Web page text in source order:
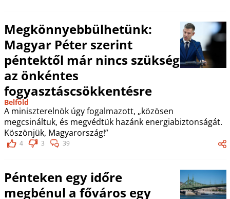
Megkönnyebbülhetünk:
Magyar Péter szerint
péntektől már nincs szükség
az önkéntes
fogyasztáscsökkentésre
Belföld
A miniszterelnök úgy fogalmazott, „közösen
megcsináltuk, és megvédtük hazánk energiabiztonságát.
Köszönjük, Magyarország!”
4 3 39
Pénteken egy időre
megbénul a főváros egy